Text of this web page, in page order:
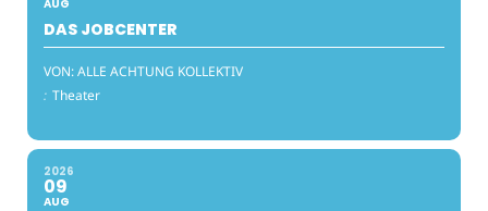
AUG
DAS JOBCENTER
VON: ALLE ACHTUNG KOLLEKTIV
: Theater
2026
09
AUG